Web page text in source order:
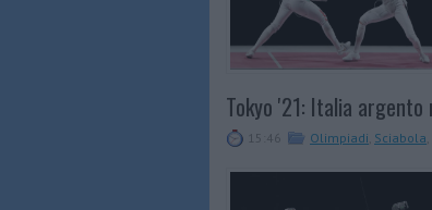
Tokyo '21: Italia argento
15:46 Olimpiadi Sciabola